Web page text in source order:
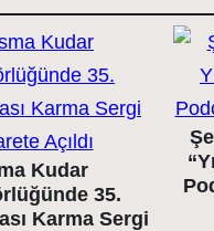
Kudar
35.
Karma Sergi